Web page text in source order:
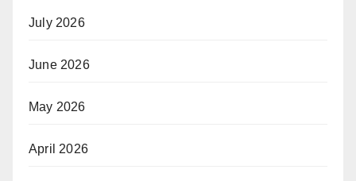
July 2026
June 2026
May 2026
April 2026